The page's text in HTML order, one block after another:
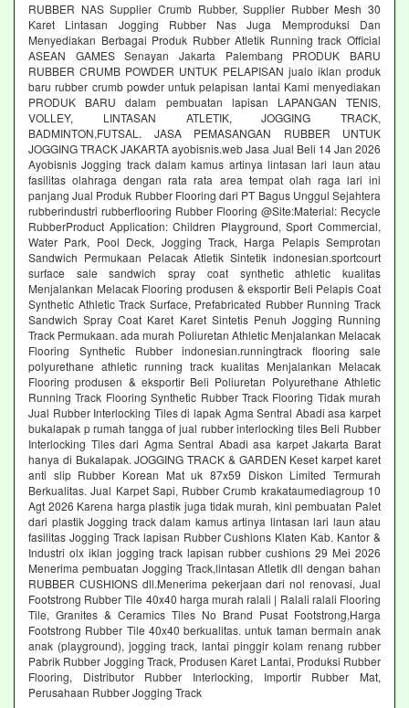
RUBBER NAS Supplier Crumb Rubber, Supplier Rubber Mesh 30
Karet Lintasan Jogging Rubber Nas Juga Memproduksi Dan
Menyediakan Berbagai Produk Rubber Atletik Running track Official
ASEAN GAMES Senayan Jakarta Palembang PRODUK BARU
RUBBER CRUMB POWDER UNTUK PELAPISAN jualo iklan produk
baru rubber crumb powder untuk pelapisan lantai Kami menyediakan
PRODUK BARU dalam pembuatan lapisan LAPANGAN TENIS,
VOLLEY, LINTASAN ATLETIK, JOGGING TRACK,
BADMINTON,FUTSAL. JASA PEMASANGAN RUBBER UNTUK
JOGGING TRACK JAKARTA ayobisnis.web Jasa Jual Beli 14 Jan 2026
Ayobisnis Jogging track dalam kamus artinya lintasan lari laun atau
fasilitas olahraga dengan rata rata area tempat olah raga lari ini
panjang Jual Produk Rubber Flooring dari PT Bagus Unggul Sejahtera
rubberindustri rubberflooring Rubber Flooring @Site:Material: Recycle
RubberProduct Application: Children Playground, Sport Commercial,
Water Park, Pool Deck, Jogging Track, Harga Pelapis Semprotan
Sandwich Permukaan Pelacak Atletik Sintetik indonesian.sportcourt
surface sale sandwich spray coat synthetic athletic kualitas
Menjalankan Melacak Flooring produsen & eksportir Beli Pelapis Coat
Synthetic Athletic Track Surface, Prefabricated Rubber Running Track
Sandwich Spray Coat Karet Karet Sintetis Penuh Jogging Running
Track Permukaan. ada murah Poliuretan Athletic Menjalankan Melacak
Flooring Synthetic Rubber indonesian.runningtrack flooring sale
polyurethane athletic running track kualitas Menjalankan Melacak
Flooring produsen & eksportir Beli Poliuretan Polyurethane Athletic
Running Track Flooring Synthetic Rubber Track Flooring Tidak murah
Jual Rubber Interlocking Tiles di lapak Agma Sentral Abadi asa karpet
bukalapak p rumah tangga of jual rubber interlocking tiles Beli Rubber
Interlocking Tiles dari Agma Sentral Abadi asa karpet Jakarta Barat
hanya di Bukalapak. JOGGING TRACK & GARDEN Keset karpet karet
anti slip Rubber Korean Mat uk 87x59 Diskon Limited Termurah
Berkualitas. Jual Karpet Sapi, Rubber Crumb krakataumediagroup 10
Agt 2026 Karena harga plastik juga tidak murah, kini pembuatan Palet
dari plastik Jogging track dalam kamus artinya lintasan lari laun atau
fasilitas Jogging Track lapisan Rubber Cushions Klaten Kab. Kantor &
Industri olx iklan jogging track lapisan rubber cushions 29 Mei 2026
Menerima pembuatan Jogging Track,lintasan Atletik dll dengan bahan
RUBBER CUSHIONS dll.Menerima pekerjaan dari nol renovasi, Jual
Footstrong Rubber Tile 40x40 harga murah ralali | Ralali ralali Flooring
Tile, Granites & Ceramics Tiles No Brand Pusat Footstrong,Harga
Footstrong Rubber Tile 40x40 berkualitas. untuk taman bermain anak
anak (playground), jogging track, lantai pinggir kolam renang rubber
Pabrik Rubber Jogging Track, Produsen Karet Lantai, Produksi Rubber
Flooring, Distributor Rubber Interlocking, Importir Rubber Mat,
Perusahaan Rubber Jogging Track